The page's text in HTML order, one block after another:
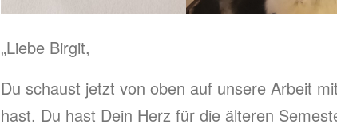
„Liebe Birgit,
Du schaust jetzt von oben auf unsere Arbeit
hast. Du hast Dein Herz für die älteren